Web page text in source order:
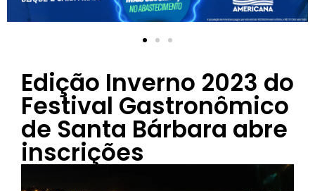
Edição Inverno 2023 do
Festival Gastronômico
de Santa Bárbara abre
inscrições